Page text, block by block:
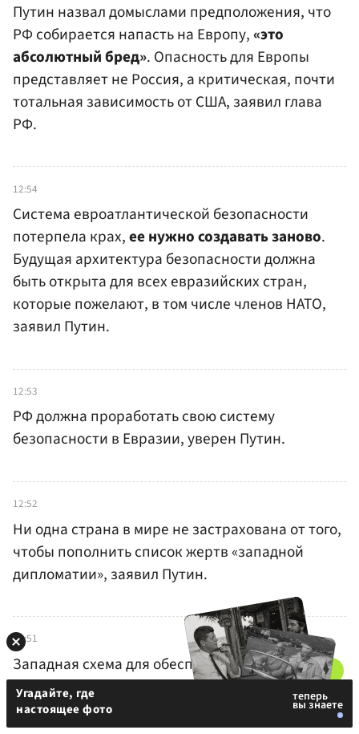
Путин назвал домыслами предположения, что
РФ собирается напасть на Европу, «это
абсолютный бред». Опасность для Европы
представляет не Россия, а критическая, почти
тотальная зависимость от США, заявил глава
РФ.
12:54
️Система евроатлантической безопасности
потерпела крах,ее нужно создавать заново.
Будущая архитектура безопасности должна
быть открыта для всех евразийских стран,
которые пожелают, в том числе членов НАТО,
заявил Путин.
12:53
РФ должна проработать свою систему
безопасности в Евразии, уверен Путин.
12:52
Ни одна страна в мире не застрахована от того,
чтобы пополнить список жертв «западной
дипломатии», заявил Путин.
12:51
Западная схема для обеспечения безопасности
не работает,«дипломатия по-натовски»дает
обратный результат, заявил Путин.
Угадайте, где
настоящее фото